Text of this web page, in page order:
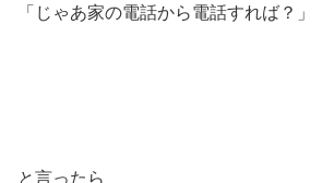
「じゃあ家の電話から電話すれば？」
と言ったら